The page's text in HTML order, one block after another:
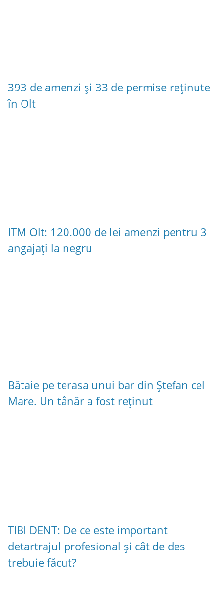
393 de amenzi și 33 de permise reținute
în Olt
ITM Olt: 120.000 de lei amenzi pentru 3
angajați la negru
Bătaie pe terasa unui bar din Ștefan cel
Mare. Un tânăr a fost reținut
TIBI DENT: De ce este important
detartrajul profesional și cât de des
trebuie făcut?